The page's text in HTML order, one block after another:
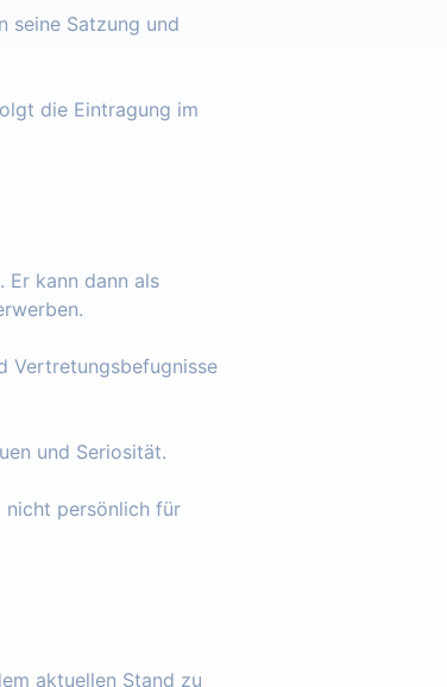
seine Satzung und
die Eintragung im
Er kann dann als
Vertretungsbefugnisse
und Seriosität.
nicht persönlich für
aktuellen Stand zu